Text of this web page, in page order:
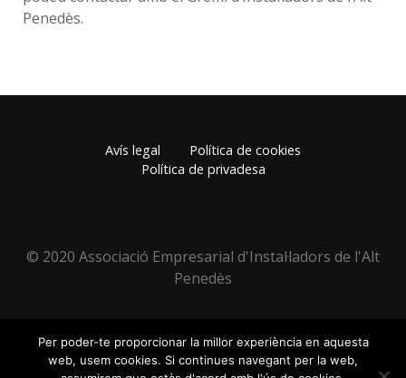
Penedès.
Avís legal
Política de cookies
Política de privadesa
© 2020 Associació Empresarial d'Instal·ladors de l'Alt
Penedès
Per poder-te proporcionar la millor experiència en aquesta
web, usem cookies. Si continues navegant per la web,